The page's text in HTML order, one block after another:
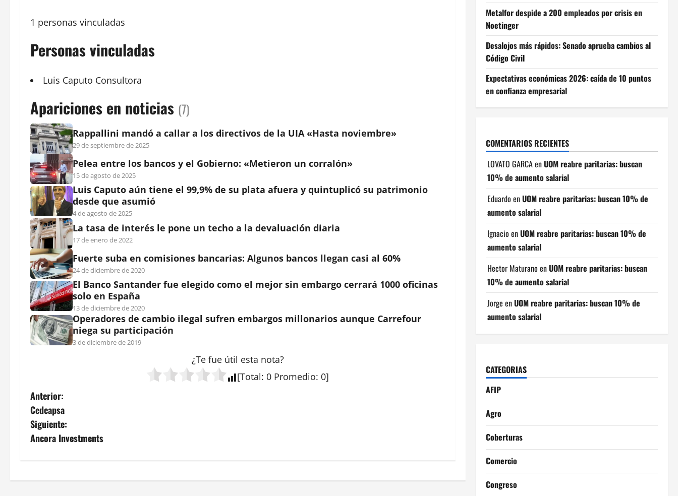
1 personas vinculadas
Personas vinculadas
Luis Caputo Consultora
Apariciones en noticias (7)
Rappallini mandó a callar a los directivos de la UIA «Hasta noviembre»
29 de septiembre de 2025
Pelea entre los bancos y el Gobierno: «Metieron un corralón»
15 de agosto de 2025
Luis Caputo aún tiene el 99,9% de su plata afuera y quintuplicó su patrimonio
desde que asumió
4 de agosto de 2025
La tasa de interés le pone un techo a la devaluación diaria
17 de enero de 2022
Fuerte suba en comisiones bancarias: Algunos bancos llegan casi al 60%
24 de diciembre de 2020
El Banco Santander fue elegido como el mejor sin embargo cerrará 1000 oficinas
solo en España
13 de diciembre de 2020
Operadores de cambio ilegal sufren embargos millonarios aunque Carrefour
niega su participación
3 de diciembre de 2019
¿Te fue útil esta nota?
[Total: 0 Promedio: 0]
N
a
v
g
Anterior:
Cedeapsa
Siguiente:
Ancora Investments
Metalfor despide a 200 empleados por crisis en
Noetinger
Desalojos más rápidos: Senado aprueba cambios al
Código Civil
Expectativas económicas 2026: caída de 10 puntos
en confianza empresarial
COMENTARIOS RECIENTES
LOVATO GARCAenUOM reabre paritarias: buscan
10% de aumento salarial
Eduardo enUOM reabre paritarias: buscan 10% de
aumento salarial
Ignacio enUOM reabre paritarias: buscan 10% de
aumento salarial
Hector Maturano enUOM reabre paritarias: buscan
10% de aumento salarial
Jorge enUOM reabre paritarias: buscan 10% de
aumento salarial
CATEGORIAS
AFIP
Agro
Coberturas
Comercio
Congreso